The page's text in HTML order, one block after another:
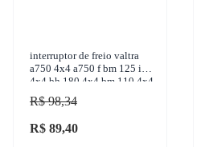
interruptor de freio valtra
a750 4x4 a750 f bm 125 i
4x4 bh 180 4x4 bm 110 4x4
1950-2017 3-rho - 317
R$ 98,34
R$ 89,40